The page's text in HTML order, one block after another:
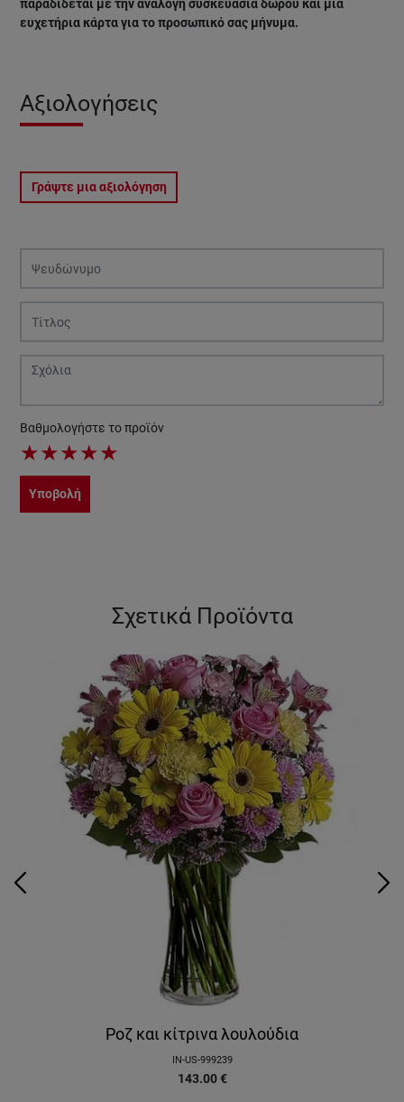
παραδίδεται με την ανάλογη συσκευασία δώρου και μια
ευχετήρια κάρτα για το προσωπικό σας μήνυμα.
Αξιολογήσεις
Γράψτε μια αξιολόγηση
Βαθμολογήστε το προϊόν
★★★★★
Υποβολή
Σχετικά Προϊόντα
Ροζ και κίτρινα λουλούδια
IN-US-999239
143.00 €